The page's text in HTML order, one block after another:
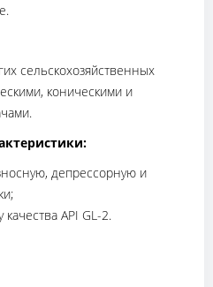
сельскохозяйственных
коническими и
:
депрессорную и
качества API GL-2.